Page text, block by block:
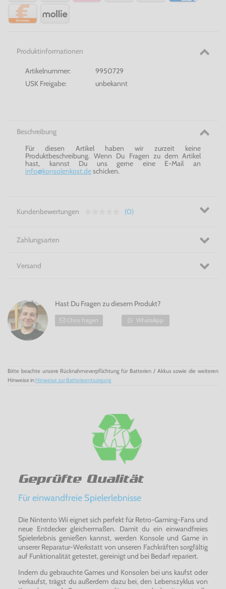
Produktinformationen
Artikelnummer:
9950729
USK Freigabe:
unbekannt
Beschreibung
Für diesen Artikel haben wir zurzeit keine
Produktbeschreibung. Wenn Du Fragen zu dem Artikel
hast, kannst Du uns gerne eine E-Mail an
info@konsolenkost.deschicken.
Kundenbewertungen (0)
Zahlungsarten
Versand
Hast Du Fragen zu diesem Produkt?
Chris fragen WhatsApp
Bitte beachte unsere Rücknahmeverpflichtung für Batterien / Akkus sowie die weiteren
Hinweise in Hinweise zur Batterieentsorgung
Geprüfte Qualität
Für einwandfreie Spielerlebnisse
Die Nintento Wii eignet sich perfekt für Retro-Gaming-Fans und
neue Entdecker gleichermaßen. Damit du ein einwandfreies
Spielerlebnis genießen kannst, werden Konsole und Game in
unserer Reparatur-Werkstatt von unseren Fachkräften sorgfältig
auf Funktionalität getestet, gereinigt und bei Bedarf repariert.
Indem du gebrauchte Games und Konsolen bei uns kaufst oder
verkaufst, trägst du außerdem dazu bei, den Lebenszyklus von